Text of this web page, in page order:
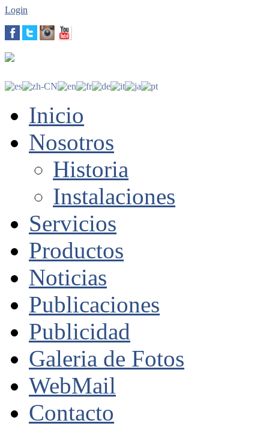
Login
Inicio
Nosotros
Historia
Instalaciones
Servicios
Productos
Noticias
Publicaciones
Publicidad
Galeria de Fotos
WebMail
Contacto